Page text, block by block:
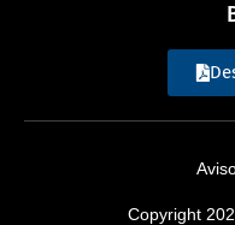
Copyright